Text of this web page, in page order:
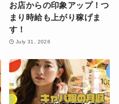
お店からの印象アップ！つ
まり時給も上がり稼げま
す！
July 31, 2026